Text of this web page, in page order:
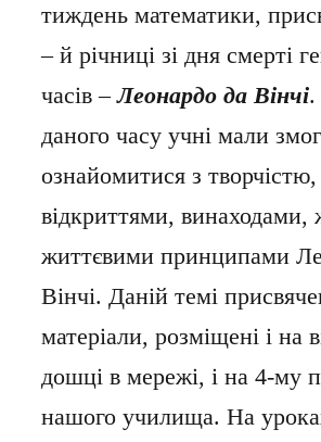
тиждень математики,
– й річниці зі дня смерті
часів –Леонардо да Вінчі.
даного часу учні мали
ознайомитися з
відкриттями,
життєвими принципами
Вінчі. Даній темі
матеріали, розміщені і на
дошці в мережі, і на 4-му
нашого училища. На